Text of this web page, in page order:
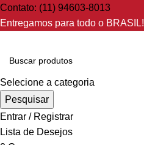
Contato: (11) 94603-8013
Entregamos para todo o BRASIL!
Selecione a categoria
Pesquisar
Entrar / Registrar
Lista de Desejos